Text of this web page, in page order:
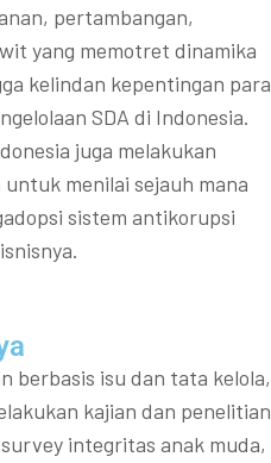
pertambangan,
yang memotret dinamika
kelindan kepentingan para
SDA di Indonesia.
juga melakukan
menilai sejauh mana
sistem antikorupsi
berbasis isu dan tata kelola,
kajian dan penelitian
integritas anak muda,